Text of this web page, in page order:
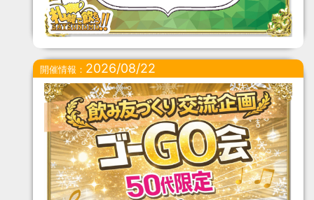
開催情報： 2026/08/22